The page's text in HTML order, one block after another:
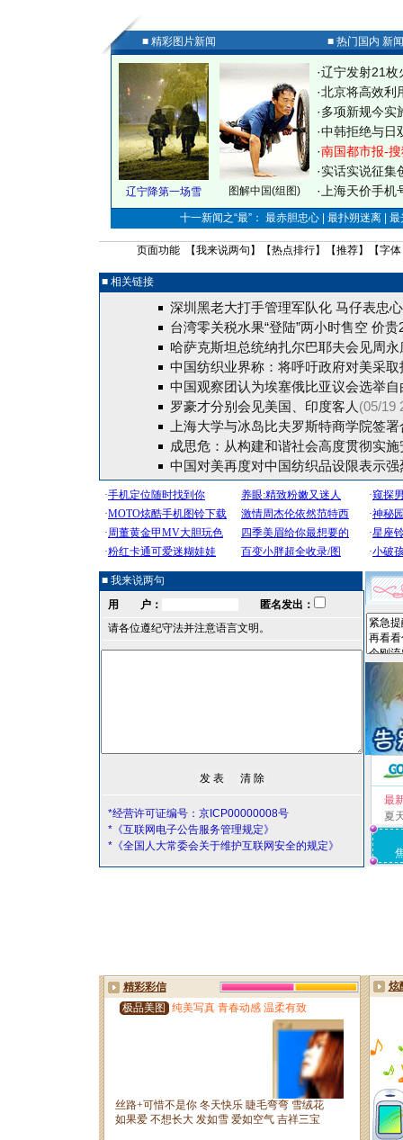
■ 精彩图片新闻 ■ 热门国内 新
辽宁降第一场雪 图解中国(组图)
·辽宁发射21枚
·北京将高效利
·多项新规今实
·中韩拒绝与日
·南国都市报-
·实话实说征集
· 上海天价手
十一新闻之“最”： 最赤胆忠心 | 最扑朔迷离 |
页面功能 【我来说两句 】【热点排行】【推荐】【字体
■ 相关链接
深圳黑老大打手管理军队化 马仔表忠
台湾零关税水果“登陆”两小时售空 价贵
哈萨克斯坦总统纳扎尔巴耶夫会见周永
中国纺织业界称：将呼吁政府对美采取
中国观察团认为埃塞俄比亚议会选举自
罗豪才分别会见美国、印度客人 (05/19
上海大学与冰岛比夫罗斯特商学院签
成思危：从构建和谐社会高度贯彻实
中国对美再度对中国纺织品设限表示强
■ 我来说两句
用 户：
匿名发出：
请各位遵纪守法并注意语言文明。
*经营许可证编号：京ICP00000008号
*《互联网电子公告服务管理规定》
*《全国人大常委会关于维护互联网安全的规定》
最
夏